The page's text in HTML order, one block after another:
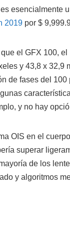
esencialmente
2019 por $
el GFX 100,
y 43,8 x 32,9
de fases del 100
y no hay
OIS en el
superar
de los
y algoritmos